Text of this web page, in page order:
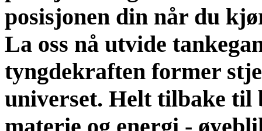
posisjonen din når du
La oss nå utvide
tyngdekraften former
universet. Helt tilbake til